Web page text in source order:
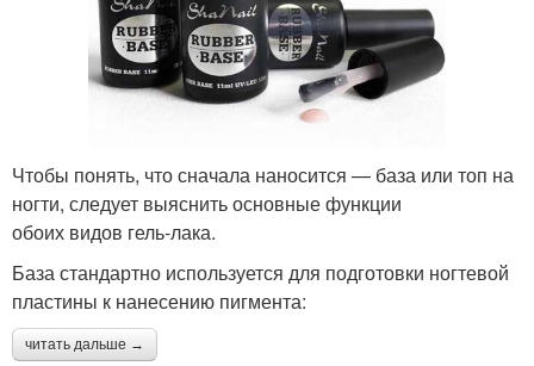
Чтобы понять, что сначала наносится — база или топ на
ногти, следует выяснить основные функции
обоих видов гель-лака.
База стандартно используется для подготовки ногтевой
пластины к нанесению пигмента:
читать дальше →